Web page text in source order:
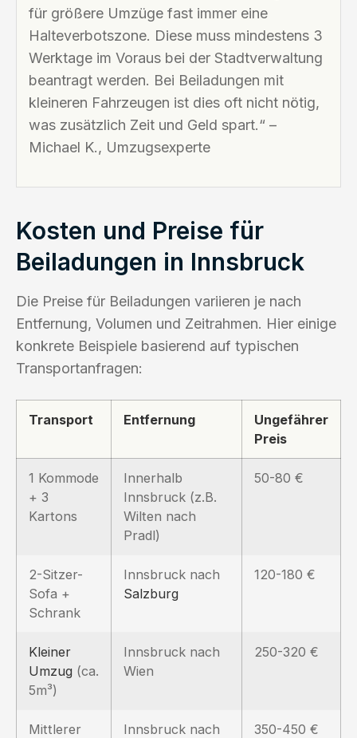
für größere Umzüge fast immer eine
Halteverbotszone. Diese muss mindestens 3
Werktage im Voraus bei der Stadtverwaltung
beantragt werden. Bei Beiladungen mit
kleineren Fahrzeugen ist dies oft nicht nötig,
was zusätzlich Zeit und Geld spart.“ –
Michael K., Umzugsexperte
Kosten und Preise für
Beiladungen in Innsbruck
Die Preise für Beiladungen variieren je nach
Entfernung, Volumen und Zeitrahmen. Hier einige
konkrete Beispiele basierend auf typischen
Transportanfragen:
Transport Entfernung
Ungefährer
Preis
1 Kommode
+ 3
Kartons
Innerhalb
Innsbruck (z.B.
Wilten nach
Pradl)
50-80 €
2-Sitzer-
Sofa +
Schrank
Innsbruck nach
Salzburg
120-180 €
Kleiner
Umzug (ca.
5m³)
Innsbruck nach
Wien
250-320 €
Mittlerer
Innsbruck nach
350-450 €